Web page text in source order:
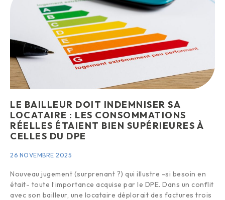
LE BAILLEUR DOIT INDEMNISER SA
LOCATAIRE : LES CONSOMMATIONS
RÉELLES ÉTAIENT BIEN SUPÉRIEURES À
CELLES DU DPE
26 NOVEMBRE 2025
Nouveau jugement (surprenant ?) qui illustre -si besoin en
était- toute l’importance acquise par le DPE. Dans un conflit
avec son bailleur, une locataire déplorait des factures trois